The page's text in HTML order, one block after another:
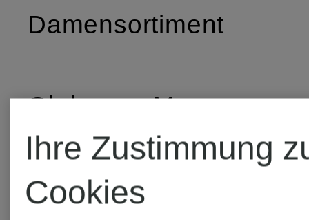
Damensortiment
Ob legere Mom
Jeans oder Cap,
edle Ohrringe und
Ihre Zustimmung
Cookies